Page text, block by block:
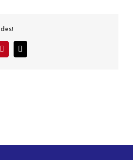
Pinterest
electrónico